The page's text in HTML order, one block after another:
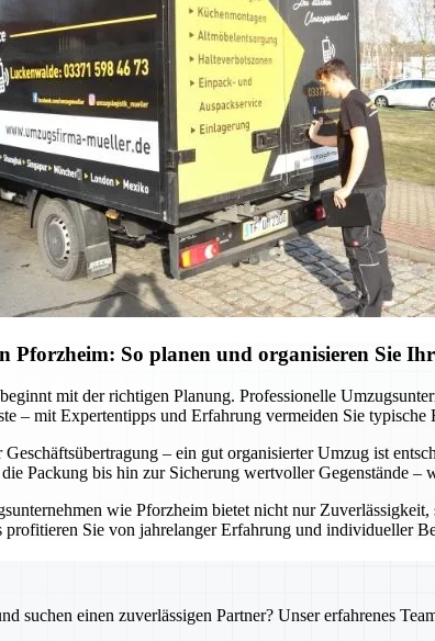
Pforzheim: So planen und organisieren Sie
mit der richtigen Planung. Professionelle
– mit Expertentipps und Erfahrung vermeiden Sie typische
– ein gut organisierter Umzug ist
Packung bis hin zur Sicherung wertvoller Gegenstände
wie Pforzheim bietet nicht nur
profitieren Sie von jahrelanger Erfahrung und individueller
suchen einen zuverlässigen Partner? Unser erfahrenes